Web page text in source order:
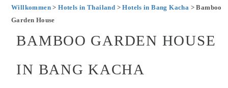
Willkommen>Hotels in Thailand >Hotels in Bang Kacha > Bamboo
Garden House
BAMBOO GARDEN HOUSE
IN BANG KACHA